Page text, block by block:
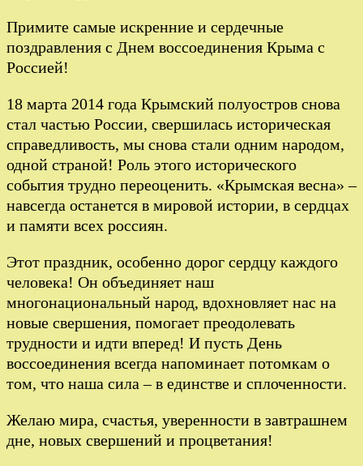
Примите самые искренние и сердечные
поздравления с Днем воссоединения Крыма с
Россией!
18 марта 2014 года Крымский полуостров снова
стал частью России, свершилась историческая
справедливость, мы снова стали одним народом,
одной страной! Роль этого исторического
события трудно переоценить. «Крымская весна» –
навсегда останется в мировой истории, в сердцах
и памяти всех россиян.
Этот праздник, особенно дорог сердцу каждого
человека! Он объединяет наш
многонациональный народ, вдохновляет нас на
новые свершения, помогает преодолевать
трудности и идти вперед! И пусть День
воссоединения всегда напоминает потомкам о
том, что наша сила – в единстве и сплоченности.
Желаю мира, счастья, уверенности в завтрашнем
дне, новых свершений и процветания!